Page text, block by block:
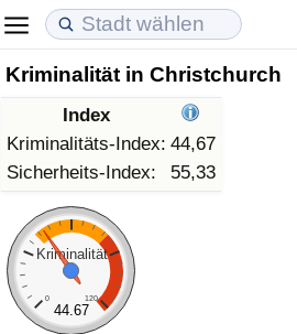
Kriminalität in Christchurch
Index
Kriminalitäts-Index: 44,67
Sicherheits-Index:
55,33
Kriminalität
0 120
44.67
Lebenshaltungskosten
Lebenshaltungskosten-Index
Lebenshaltungskosten-Index
Lebenshaltungskosten-Index
in Akaba
Immobilienpreise
Immobilienpreis-Index (aktuell)
Immobilienpreis-Index
Immobilienpreis-Index nach Land
Lebensqualität
Lebensqualität-Index
Lebensqualität-Index (aktuell)
Lebensqualitätsindex nach Land
Kriminalität